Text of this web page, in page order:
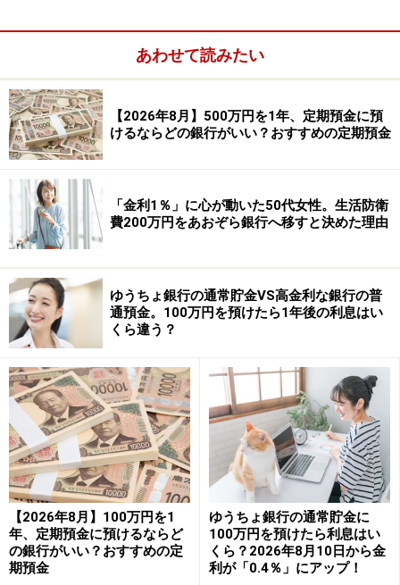
※新規口座開設の場合はインターネット限定の優遇プラ
ンがあり、金利年1.11％となる。預入期間は1年で、預入
金額50万円以上。
※「店頭・テレホンバンクでのスターワン円定期預金プ
ラス」および上記の新規口座開設優遇プランの場合は
「夏のボーナスキャンペーン」の対象外。
③オリックス銀行
商品名：eダイレクト定期預金～インターネット取
引専用預金～スーパー定期300
金利：0.85％
預入期間：1年
預入金額：300万円以上1000万円未満（1円単位）
あわせて読みたい
【2026年8月】500万円を1年、定期預金に預
けるならどの銀行がいい？おすすめの定期預金
「金利1％」に心が動いた50代女性。生活防衛
費200万円をあおぞら銀行へ移すと決めた理由
ゆうちょ銀行の通常貯金VS高金利な銀行の普
通預金。100万円を預けたら1年後の利息はい
くら違う？
【2026年8月】100万円を1
年、定期預金に預けるならど
の銀行がいい？おすすめの定
期預金
ゆうちょ銀行の通常貯金に
100万円を預けたら利息はい
くら？2026年8月10日から金
利が「0.4％」にアップ！